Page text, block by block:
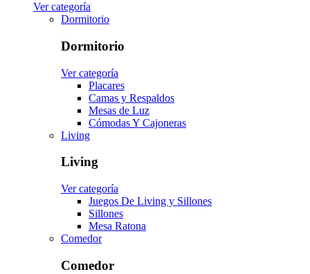
Ver categoría
Dormitorio
Dormitorio
Ver categoría
Placares
Camas y Respaldos
Mesas de Luz
Cómodas Y Cajoneras
Living
Living
Ver categoría
Juegos De Living y Sillones
Sillones
Mesa Ratona
Comedor
Comedor